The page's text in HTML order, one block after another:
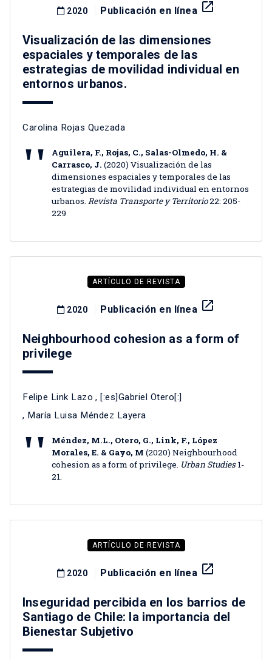
2020 Publicación en línea launch
Visualización de las dimensiones
espaciales y temporales de las
estrategias de movilidad individual en
entornos urbanos.
Carolina Rojas Quezada
Aguilera, F., Rojas, C., Salas-Olmedo, H. &
Carrasco, J. (2020) Visualización de las
dimensiones espaciales y temporales de las
estrategias de movilidad individual en entornos
urbanos. Revista Transporte y Territorio22: 205-
229
ARTÍCULO DE REVISTA
2020 Publicación en línea launch
Neighbourhood cohesion as a form of
privilege
Felipe Link Lazo , [:es]Gabriel Otero[:]
, María Luisa Méndez Layera
Méndez, M.L., Otero, G., Link, F., López
Morales, E. & Gayo, M (2020) Neighbourhood
cohesion as a form of privilege. Urban Studies1-
21.
ARTÍCULO DE REVISTA
2020 Publicación en línea launch
Inseguridad percibida en los barrios de
Santiago de Chile: la importancia del
Bienestar Subjetivo